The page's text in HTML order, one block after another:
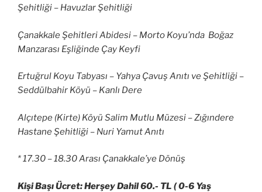
Şehitliği – Havuzlar Şehitliği
Çanakkale Şehitleri Abidesi – Morto Koyu’nda Boğaz
Manzarası Eşliğinde Çay Keyfi
Ertuğrul Koyu Tabyası – Yahya Çavuş Anıtı ve Şehitliği –
Seddülbahir Köyü – Kanlı Dere
Alçıtepe (Kirte) Köyü Salim Mutlu Müzesi – Zığındere
Hastane Şehitliği – Nuri Yamut Anıtı
* 17.30 – 18.30 Arası Çanakkale’ye Dönüş
Kişi Başı Ücret: Herşey Dahil 60.- TL ( 0-6 Yaş